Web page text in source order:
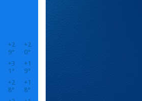
+2
9°
+2
0°
+3
1°
+1
9°
+2
8°
+1
8°